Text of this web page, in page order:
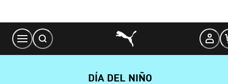
Content
DÍA DEL NIÑO